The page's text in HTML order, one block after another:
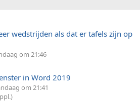
wedstrijden als dat er tafels zijn op
om 21:46
in Word 2019
om 21:41